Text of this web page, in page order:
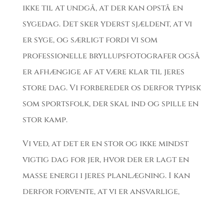
ikke til at undgå, at der kan opstå en
sygedag. Det sker yderst sjældent, at vi
er syge, og særligt fordi vi som
professionelle bryllupsfotografer også
er afhængige af at være klar til jeres
store dag. Vi forbereder os derfor typisk
som sportsfolk, der skal ind og spille en
stor kamp.
Vi ved, at det er en stor og ikke mindst
vigtig dag for jer, hvor der er lagt en
masse energi i jeres planlægning. I kan
derfor forvente, at vi er ansvarlige,